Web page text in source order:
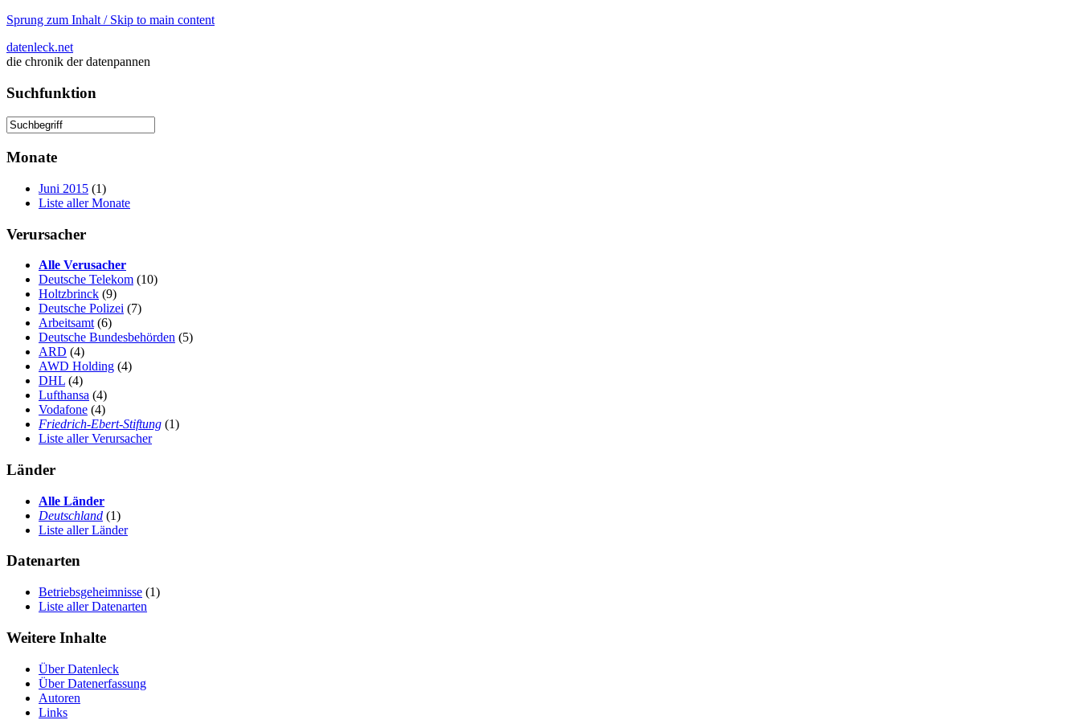
Sprung zum Inhalt / Skip to main content
datenleck.net
die chronik der datenpannen
Suchfunktion
Monate
Juni 2015 (1)
Liste aller Monate
Verursacher
Alle Verusacher
Deutsche Telekom (10)
Holtzbrinck (9)
Deutsche Polizei (7)
Arbeitsamt (6)
Deutsche Bundesbehörden (5)
ARD (4)
AWD Holding (4)
DHL (4)
Lufthansa (4)
Vodafone (4)
Friedrich-Ebert-Stiftung (1)
Liste aller Verursacher
Länder
Alle Länder
Deutschland (1)
Liste aller Länder
Datenarten
Betriebsgeheimnisse (1)
Liste aller Datenarten
Weitere Inhalte
Über Datenleck
Über Datenerfassung
Autoren
Links